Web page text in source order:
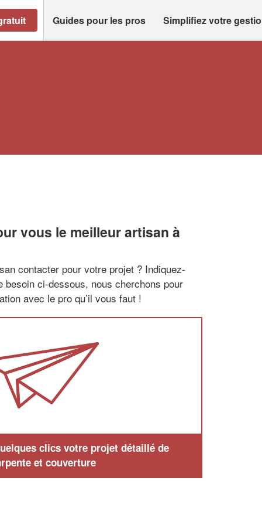
Guides pour les pros Simplifiez votre
vous le meilleur artisan à
contacter pour votre projet ? Indiquez-
besoin ci-dessous, nous cherchons pour
avec le pro qu’il vous faut !
clics votre projet détaillé de
et couverture